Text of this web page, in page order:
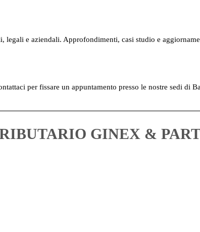
legali e aziendali. Approfondimenti, casi studio e
per fissare un appuntamento presso le nostre sedi
GINEX &